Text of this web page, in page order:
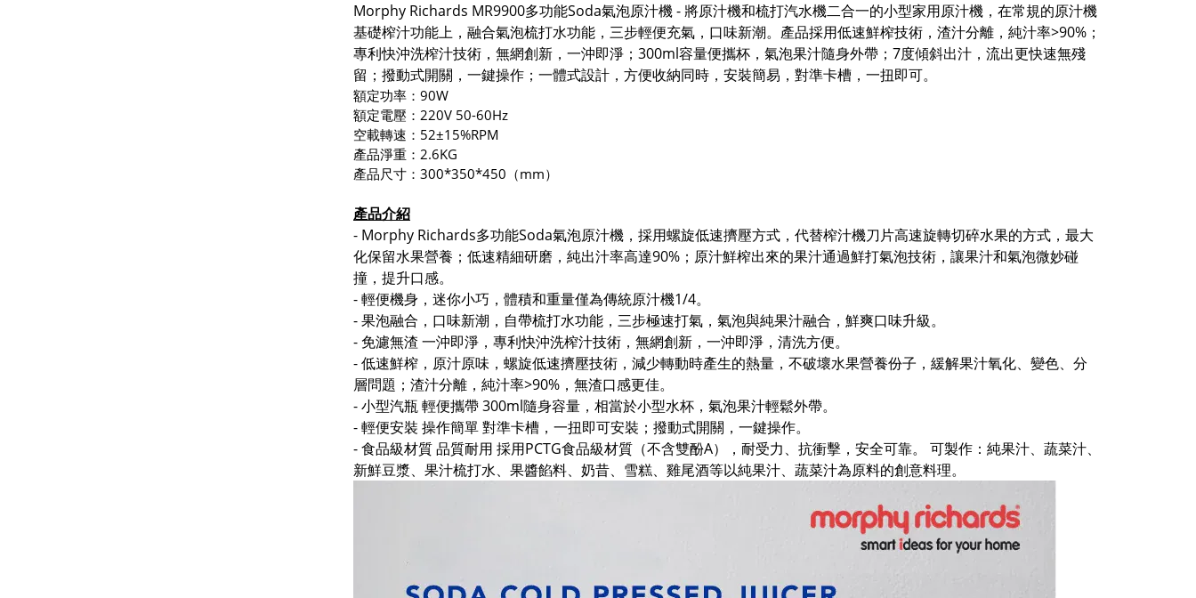
Morphy Richards MR9900多功能Soda氣泡原汁機 - 將原汁機和梳打汽水機二合一的小型家用原汁機，在常規的原汁機
基礎榨汁功能上，融合氣泡梳打水功能，三步輕便充氣，口味新潮。產品採用低速鮮榨技術，渣汁分離，純汁率>90%；
專利快沖洗榨汁技術，無網創新，一沖即淨；300ml容量便攜杯，氣泡果汁隨身外帶；7度傾斜出汁，流出更快速無殘
留；撥動式開關，一鍵操作；一體式設計，方便收納同時，安裝簡易，對準卡槽，一扭即可。
額定功率：90W
額定電壓：220V 50-60Hz
空載轉速：52±15%RPM
產品淨重：2.6KG
產品尺寸：300*350*450（mm）
產品介紹
- Morphy Richards多功能Soda氣泡原汁機，採用螺旋低速擠壓方式，代替榨汁機刀片高速旋轉切碎水果的方式，最大
化保留水果營養；低速精細研磨，純出汁率高達90%；原汁鮮榨出來的果汁通過鮮打氣泡技術，讓果汁和氣泡微妙碰
撞，提升口感。
- 輕便機身，迷你小巧，體積和重量僅為傳統原汁機1/4。
- 果泡融合，口味新潮，自帶梳打水功能，三步極速打氣，氣泡與純果汁融合，鮮爽口味升級。
- 免濾無渣 一沖即淨，專利快沖洗榨汁技術，無網創新，一沖即淨，清洗方便。
- 低速鮮榨，原汁原味，螺旋低速擠壓技術，減少轉動時產生的熱量，不破壞水果營養份子，緩解果汁氧化、變色、分
層問題；渣汁分離，純汁率>90%，無渣口感更佳。
- 小型汽瓶 輕便攜帶 300ml隨身容量，相當於小型水杯，氣泡果汁輕鬆外帶。
- 輕便安裝 操作簡單 對準卡槽，一扭即可安裝；撥動式開關，一鍵操作。
- 食品級材質 品質耐用 採用PCTG食品級材質（不含雙酚A），耐受力、抗衝擊，安全可靠。 可製作：純果汁、蔬菜汁、
新鮮豆漿、果汁梳打水、果醬餡料、奶昔、雪糕、雞尾酒等以純果汁、蔬菜汁為原料的創意料理。